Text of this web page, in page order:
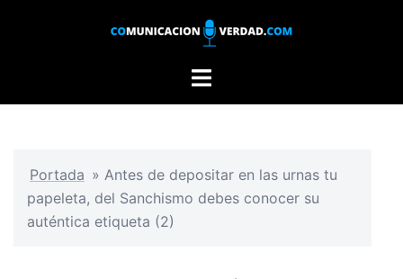
Alternar
Portada » Antes de depositar en las urnas tu
papeleta, del Sanchismo debes conocer su
auténtica etiqueta (2)